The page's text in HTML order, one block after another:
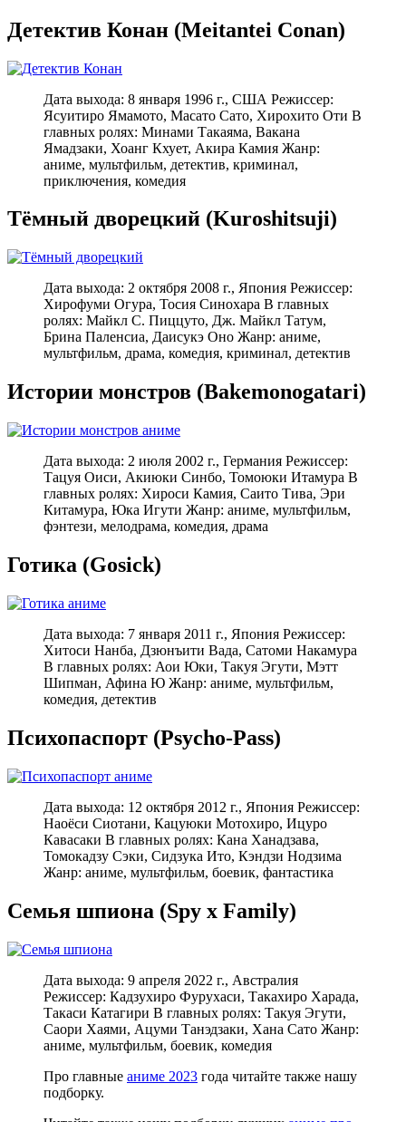
Детектив Конан (Meitantei Conan)
Дата выхода: 8 января 1996 г., США Режиссер:
Ясуитиро Ямамото, Масато Сато, Хирохито Оти В
главных ролях: Минами Такаяма, Вакана
Ямадзаки, Хоанг Кхует, Акира Камия Жанр:
аниме, мультфильм, детектив, криминал,
приключения, комедия
Тёмный дворецкий (Kuroshitsuji)
Дата выхода: 2 октября 2008 г., Япония Режиссер:
Хирофуми Огура, Тосия Синохара В главных
ролях: Майкл С. Пиццуто, Дж. Майкл Татум,
Брина Паленсиа, Даисукэ Оно Жанр: аниме,
мультфильм, драма, комедия, криминал, детектив
Истории монстров (Bakemonogatari)
Дата выхода: 2 июля 2002 г., Германия Режиссер:
Тацуя Оиси, Акиюки Синбо, Томоюки Итамура В
главных ролях: Хироси Камия, Саито Тива, Эри
Китамура, Юка Игути Жанр: аниме, мультфильм,
фэнтези, мелодрама, комедия, драма
Готика (Gosick)
Дата выхода: 7 января 2011 г., Япония Режиссер:
Хитоси Нанба, Дзюнъити Вада, Сатоми Накамура
В главных ролях: Аои Юки, Такуя Эгути, Мэтт
Шипман, Афина Ю Жанр: аниме, мультфильм,
комедия, детектив
Психопаспорт (Psycho-Pass)
Дата выхода: 12 октября 2012 г., Япония Режиссер:
Наоёси Сиотани, Кацуюки Мотохиро, Ицуро
Кавасаки В главных ролях: Кана Ханадзава,
Томокадзу Сэки, Сидзука Ито, Кэндзи Нодзима
Жанр: аниме, мультфильм, боевик, фантастика
Семья шпиона (Spy x Family)
Дата выхода: 9 апреля 2022 г., Австралия
Режиссер: Кадзухиро Фурухаси, Такахиро Харада,
Такаси Катагири В главных ролях: Такуя Эгути,
Саори Хаями, Ацуми Танэдзаки, Хана Сато Жанр:
аниме, мультфильм, боевик, комедия
Про главные аниме 2023 года читайте также нашу
подборку.